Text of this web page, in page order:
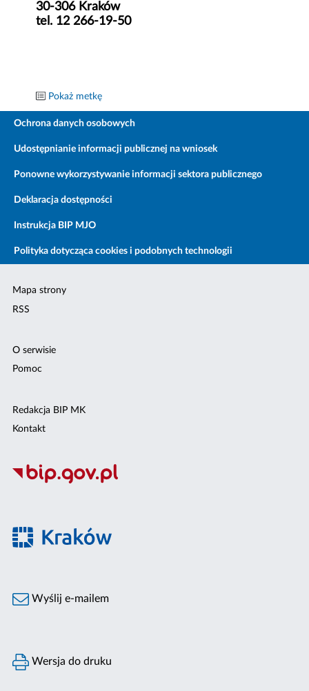
30-306 Kraków
tel. 12 266-19-50
Pokaż metkę
Ochrona danych osobowych
Udostępnianie informacji publicznej na wniosek
Ponowne wykorzystywanie informacji sektora publicznego
Deklaracja dostępności
Instrukcja BIP MJO
Polityka dotycząca cookies i podobnych technologii
Mapa strony
RSS
O serwisie
Pomoc
Redakcja BIP MK
Kontakt
Wyślij e-mailem
Wersja do druku